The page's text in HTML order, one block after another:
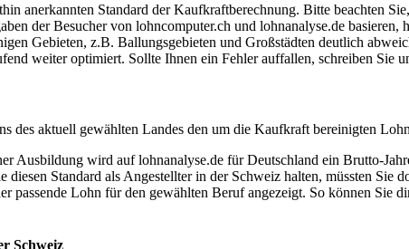
anerkannten Standard der Kaufkraftberechnung. Bitte beachten
der Besucher von lohncomputer.ch und lohnanalyse.de
Gebieten, z.B. Ballungsgebieten und Großstädten deutlich
weiter optimiert. Sollte Ihnen ein Fehler auffallen, schreiben Sie
des aktuell gewählten Landes den um die Kaufkraft bereinigten
Ausbildung wird auf lohnanalyse.de für Deutschland ein Brutto-
Standard als Angestellter in der Schweiz halten, müssten Sie
passende Lohn für den gewählten Beruf angezeigt. So können
Schweiz